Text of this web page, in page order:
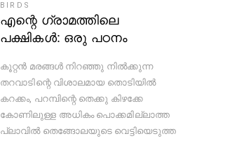
BIRDS
എന്റെ ഗ്രാമത്തിലെ
പക്ഷികൾ: ഒരു പഠനം
കൂറ്റൻ മരങ്ങൾ നിറഞ്ഞു നിൽക്കുന്ന
തറവാടിന്റെ വിശാലമായ തൊടിയിൽ
കറക്കം, പറമ്പിന്റെ തെക്കു കിഴക്കേ
കോണിലുള്ള അധികം പൊക്കമില്ലാത്ത
പ്ലാവിൽ തെങ്ങോലയുടെ വെട്ടിയെടുത്ത